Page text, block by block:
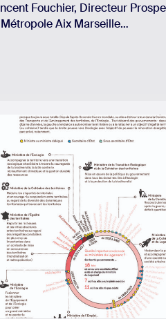
Fouchier, Directeur
Aix Marseille…